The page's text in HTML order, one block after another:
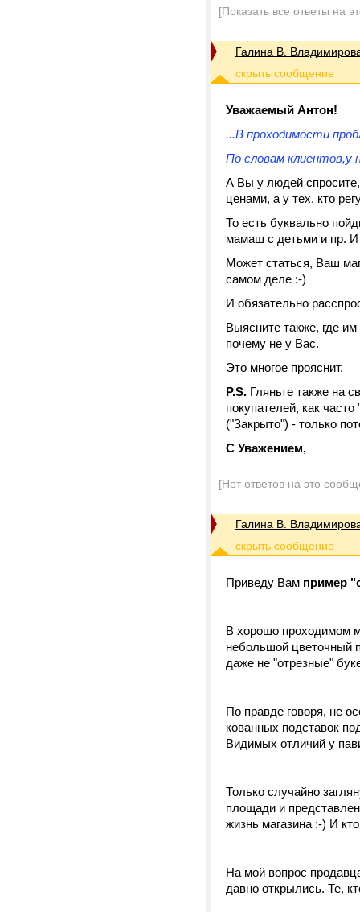
[Показать все ответы на
Галина В.
Уважаемый Антон!
...В проходимости
По словам клиентов,у
А Вы у людей
ценами, а у тех, кто
То есть буквально
мамаш с детьми и пр. И
Может статься, Ваш
самом деле :-)
И обязательно
Выясните также, где
почему не у Вас.
Это многое прояснит.
P.S. Гляньте также на
покупателей, как
("Закрыто") - только
С Уважением,
[Нет ответов на это
Галина В.
Приведу Вам пример
В хорошо проходимом
небольшой цветочный
даже не "отрезные"
По правде говоря, не
кованных подставок
Видимых отличий у
Только случайно
площади и
жизнь магазина :-) И
На мой вопрос
давно открылись. Те,